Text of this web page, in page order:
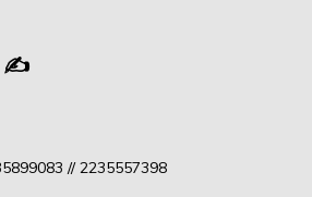
✍
// 2235557398